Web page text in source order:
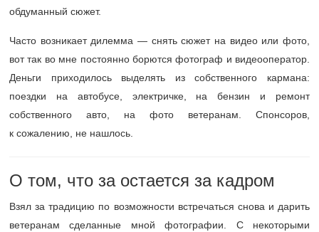
обдуманный сюжет.
Часто возникает дилемма — снять сюжет на видео или фото,
вот так во мне постоянно борются фотограф и видеооператор.
Деньги приходилось выделять из собственного кармана:
поездки на автобусе, электричке, на бензин и ремонт
собственного авто, на фото ветеранам. Спонсоров,
к сожалению, не нашлось.
О том, что за остается за кадром
Взял за традицию по возможности встречаться снова и дарить
ветеранам сделанные мной фотографии. С некоторыми